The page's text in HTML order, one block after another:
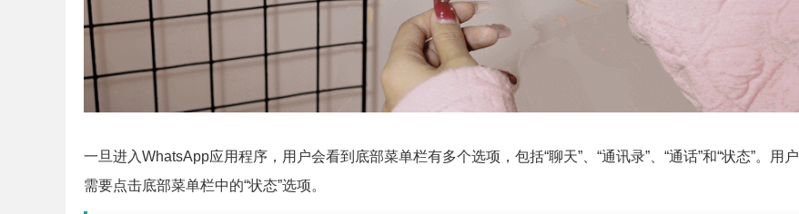
一旦进入WhatsApp应用程序，用户会看到底部菜单栏有多个选项，包括“聊天”、“通讯录”、“通话”和“状态”。用户
需要点击底部菜单栏中的“状态”选项。